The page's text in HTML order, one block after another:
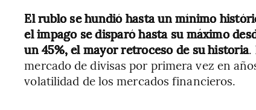
El rublo se hundió hasta un mínimo
el impago se disparó hasta su máximo
un 45%, el mayor retroceso de su historia.
mercado de divisas por primera vez en
volatilidad de los mercados financieros.